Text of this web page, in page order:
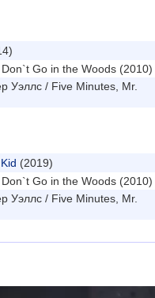
Go in the Woods (2010)
Уэллс / Five Minutes, Mr.
(2019)
Go in the Woods (2010)
Уэллс / Five Minutes, Mr.